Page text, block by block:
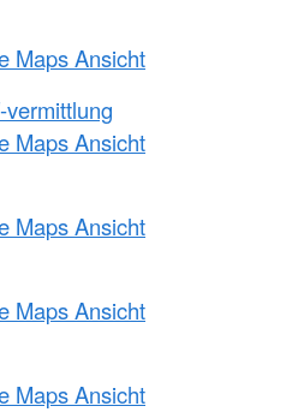
Maps Ansicht
Maps Ansicht
Maps Ansicht
Maps Ansicht
Maps Ansicht